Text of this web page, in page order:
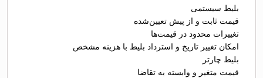
بلیط سیستمی
قیمت ثابت و از پیش تعیین‌شده
تغییرات محدود در قیمت‌ها
امکان تغییر تاریخ و استرداد بلیط با هزینه مشخص
بلیط چارتر
قیمت متغیر و وابسته به تقاضا